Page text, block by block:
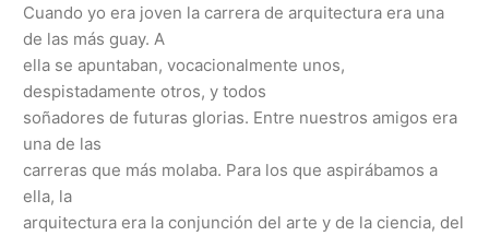
Cuando yo era joven la carrera de arquitectura era una
de las más guay. A
ella se apuntaban, vocacionalmente unos,
despistadamente otros, y todos
soñadores de futuras glorias. Entre nuestros amigos era
una de las
carreras que más molaba. Para los que aspirábamos a
ella, la
arquitectura era la conjunción del arte y de la ciencia, del